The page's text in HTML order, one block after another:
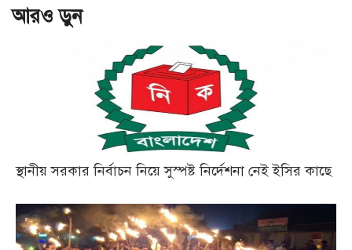
আরও ড়ুন
স্থানীয় সরকার নির্বাচন নিয়ে সুস্পষ্ট নির্দেশনা নেই ইসির কাছে